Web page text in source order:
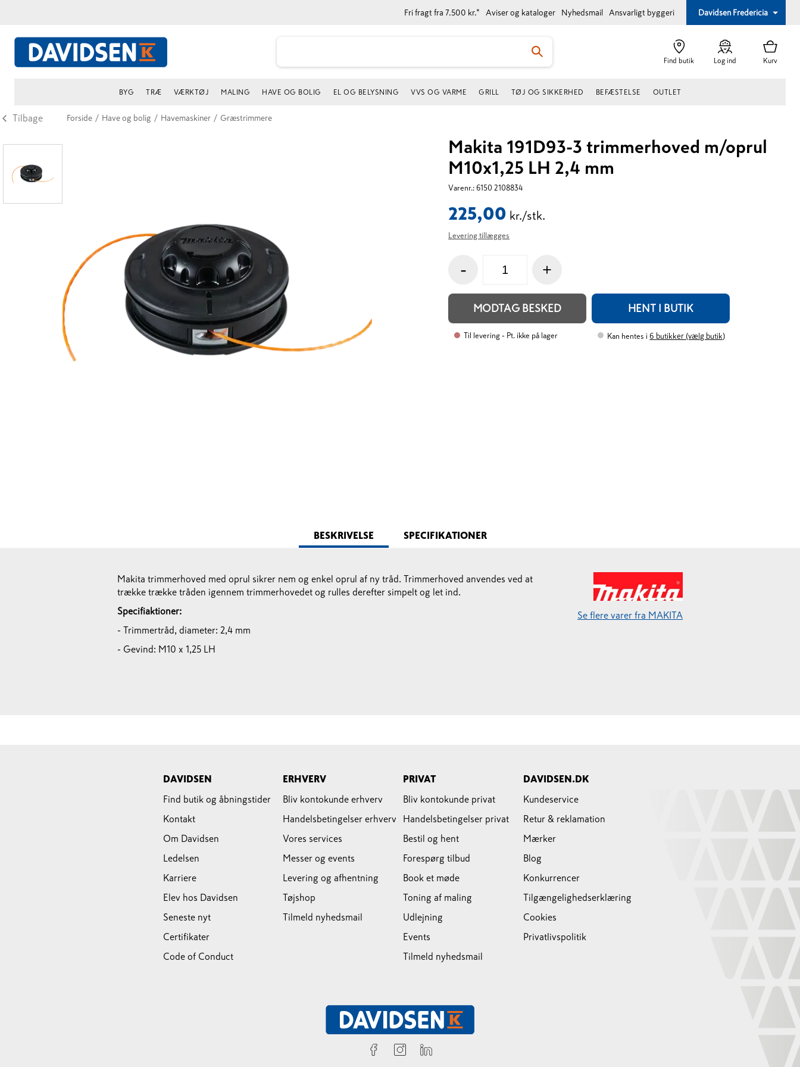
Fri fragt fra 7.500 kr.* Aviser og kataloger Nyhedsmail Ansvarligt byggeri Davidsen Fredericia
Find butik Log ind Kurv
BYG TRÆ VÆRKTØJ MALING HAVE OG BOLIG EL OG BELYSNING VVS OG VARME GRILL TØJ OG SIKKERHED BEFÆSTELSE OUTLET
Tilbage Forside / Have og bolig / Havemaskiner / Græstrimmere
Makita 191D93-3 trimmerhoved m/oprul
M10x1,25 LH 2,4 mm
Varenr.: 6150 2108834
225,00 kr./stk.
Levering tillægges
- +
MODTAG BESKED HENT I BUTIK
Til levering - Pt. ikke på lager Kan hentes i 6 butikker (vælg butik)
BESKRIVELSE SPECIFIKATIONER
Makita trimmerhoved med oprul sikrer nem og enkel oprul af ny tråd. Trimmerhoved anvendes ved at
trække trække tråden igennem trimmerhovedet og rulles derefter simpelt og let ind.
Specifiaktioner:
- Trimmertråd, diameter: 2,4 mm
- Gevind: M10 x 1,25 LH
Se flere varer fra MAKITA
DAVIDSEN
Find butik og åbningstider
Kontakt
Om Davidsen
Ledelsen
Karriere
Elev hos Davidsen
Seneste nyt
Certifikater
Code of Conduct
ERHVERV
Bliv kontokunde erhverv
Handelsbetingelser erhverv
Vores services
Messer og events
Levering og afhentning
Tøjshop
Tilmeld nyhedsmail
PRIVAT
Bliv kontokunde privat
Handelsbetingelser privat
Bestil og hent
Forespørg tilbud
Book et møde
Toning af maling
Udlejning
Events
Tilmeld nyhedsmail
DAVIDSEN.DK
Kundeservice
Retur & reklamation
Mærker
Blog
Konkurrencer
Tilgængelighedserklæring
Cookies
Privatlivspolitik